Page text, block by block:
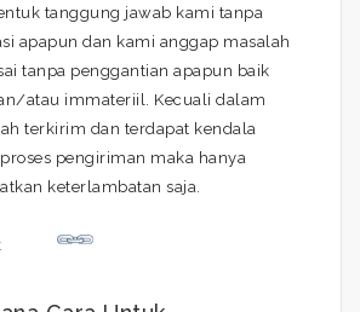
tanggung jawab kami tanpa
apapun dan kami anggap masalah
tanpa penggantian apapun baik
atau immateriil. Kecuali dalam
terkirim dan terdapat kendala
pengiriman maka hanya
keterlambatan saja.